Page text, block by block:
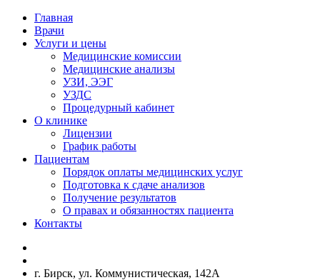
Главная
Врачи
Услуги и цены
Медицинские комиссии
Медицинские анализы
УЗИ, ЭЭГ
УЗДС
Процедурный кабинет
О клинике
Лицензии
График работы
Пациентам
Порядок оплаты медицинских услуг
Подготовка к сдаче анализов
Получение результатов
О правах и обязанностях пациента
Контакты
г. Бирск, ул. Коммунистическая, 142А